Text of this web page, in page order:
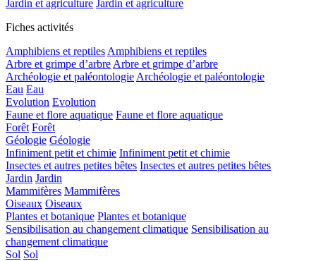
Jardin et agriculture Jardin et agriculture
Fiches activités
Amphibiens et reptiles Amphibiens et reptiles
Arbre et grimpe d’arbre Arbre et grimpe d’arbre
Archéologie et paléontologie Archéologie et paléontologie
Eau Eau
Evolution Evolution
Faune et flore aquatique Faune et flore aquatique
Forêt Forêt
Géologie Géologie
Infiniment petit et chimie Infiniment petit et chimie
Insectes et autres petites bêtes Insectes et autres petites bêtes
Jardin Jardin
Mammifères Mammifères
Oiseaux Oiseaux
Plantes et botanique Plantes et botanique
Sensibilisation au changement climatique Sensibilisation au
changement climatique
Sol Sol